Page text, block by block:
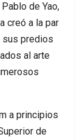
de Yao,
creó a la par
sus predios
al arte
a principios
de